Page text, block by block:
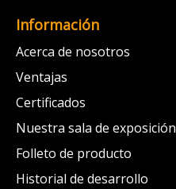
Información
Acerca de nosotros
Ventajas
Certificados
Nuestra sala de exposición
Folleto de producto
Historial de desarrollo